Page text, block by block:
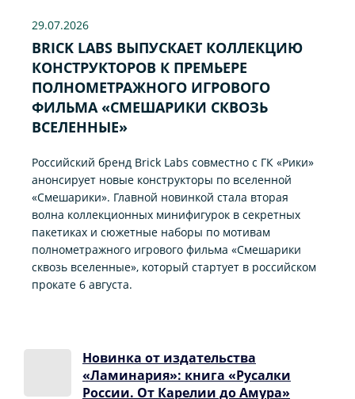
29.07.2026
BRICK LABS ВЫПУСКАЕТ КОЛЛЕКЦИЮ
КОНСТРУКТОРОВ К ПРЕМЬЕРЕ
ПОЛНОМЕТРАЖНОГО ИГРОВОГО
ФИЛЬМА «CМЕШАРИКИ СКВОЗЬ
ВСЕЛЕННЫЕ»
Российский бренд Brick Labs совместно с ГК «Рики»
анонсирует новые конструкторы по вселенной
«Смешарики». Главной новинкой стала вторая
волна коллекционных минифигурок в секретных
пакетиках и сюжетные наборы по мотивам
полнометражного игрового фильма «Смешарики
сквозь вселенные», который стартует в российском
прокате 6 августа.
Новинка от издательства
«Ламинария»: книга «Русалки
России. От Карелии до Амура»